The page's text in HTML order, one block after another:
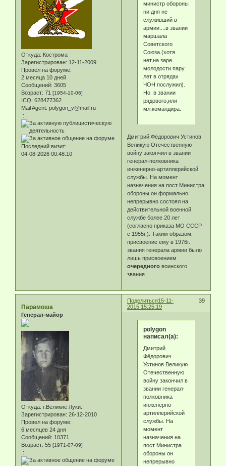
Откуда: Кострома
Зарегистрирован: 12-11-2009
Провел на форуме:
2 месяца 10 дней
Сообщений: 3605
Возраст: 71 [1954-10-06]
ICQ: 628477362
Mail Agent: polygon_v@mail.ru
.:
Последний визит:
04-08-2026 00:48:10
министр обороны
ни дня не
служивший в
армии....в звании
маршала
Советского
Союза.(хотя
нет,на заре
молодости пару
лет в отрядах
ЧОН послужил).
Но в звании
рядового,или
мл.командира.
Дмитрий Фёдорович Устинов
Великую Отечественную
войну закончил в звании
генерал-полковника
инженерно-артиллерийской
службы. На момент
назначения на пост Министра
обороны он формально
непрерывно состоял на
действительной военной
службе более 20 лет
(согласно приказа МО СССР
с 1955г.). Таким образом,
присвоение ему в 1976г.
звания генерала армии было
лишь присвоением
очередного воинского
звания.
Поделиться 39
15-11-
2015 15:25:19
Парамоша
Генерал-майор
Откуда: г.Великие Луки.
Зарегистрирован: 26-12-2010
Провел на форуме:
6 месяцев 24 дня
Сообщений: 10371
Возраст: 55 [1971-07-09]
.:
polygon
написал(а):
Дмитрий
Фёдорович
Устинов Великую
Отечественную
войну закончил в
звании генерал-
полковника
инженерно-
артиллерийской
службы. На
момент
назначения на
пост Министра
обороны он
непрерывно